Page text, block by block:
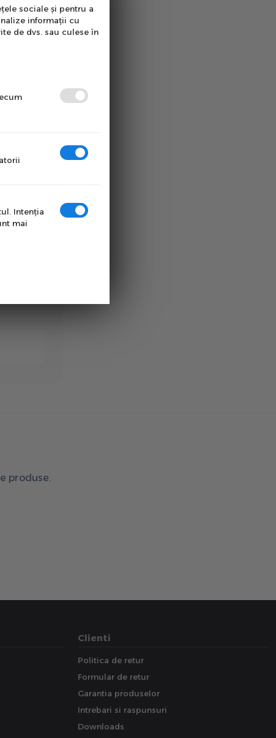
produse.
Clienti
Politica de retur
Formular de retur
Garantia produselor
Intrebari si raspunsuri
Downloads
sociale și pentru a
informații cu
de dvs. sau culese în
Intenţia
mai